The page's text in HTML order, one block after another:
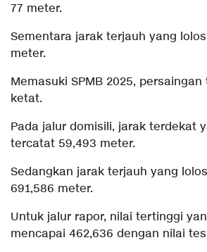
77 meter.
Sementara jarak terjauh yang
meter.
Memasuki SPMB 2025,
ketat.
Pada jalur domisili, jarak terdekat
tercatat 59,493 meter.
Sedangkan jarak terjauh yang
691,586 meter.
Untuk jalur rapor, nilai tertinggi
mencapai 462,636 dengan nilai